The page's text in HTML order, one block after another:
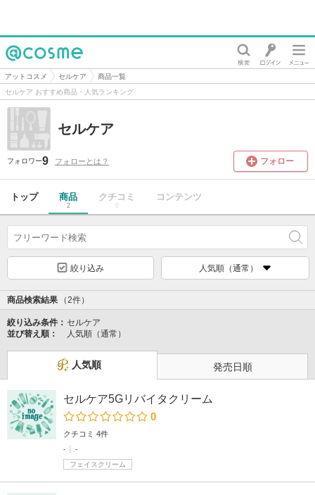
@cosme
アットコスメ セルケア
商品一覧
セルケア おすすめ商品・人気ランキング
セルケア
フォロワー9 フォローとは？ フォロー
トップ 商品
2
クチコミ
0
コンテンツ
絞り込み 人気順（通常）
商品検索結果 （2件）
絞り込み条件： セルケア
並び替え順：
人気順（通常）
人気順 発売日順
セルケア5Gリバイタクリーム
0
クチコミ 4件
-
-
フェイスクリーム